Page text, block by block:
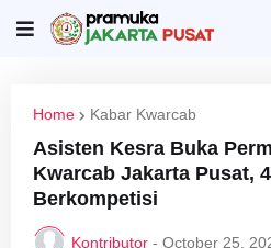
Home Kabar Kwarcab
Asisten Kesra Buka
Kwarcab Jakarta Pusat,
Berkompetisi
Kontributor - October 25,